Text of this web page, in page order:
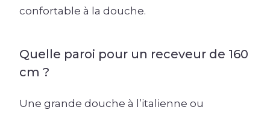
confortable à la douche.
Quelle paroi pour un receveur de 160
cm ?
Une grande douche à l’italienne ou